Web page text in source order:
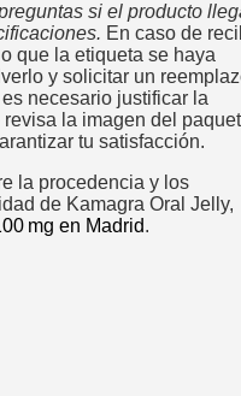
si el producto
En caso de
que la etiqueta se haya
y solicitar un
necesario justificar la
la imagen del
tu satisfacción.
la procedencia y los
de Kamagra Oral Jelly,
mg en Madrid.